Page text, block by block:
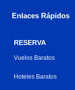
Enlaces Rápidos
RESERVA
Vuelos Baratos
Hoteles Baratos